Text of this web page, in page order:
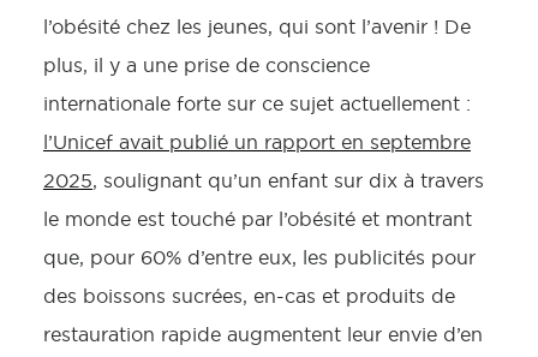
l’obésité chez les jeunes, qui sont l’avenir ! De
plus, il y a une prise de conscience
internationale forte sur ce sujet actuellement :
l’Unicef avait publié un rapport en septembre
2025, soulignant qu’un enfant sur dix à travers
le monde est touché par l’obésité et montrant
que, pour 60% d’entre eux, les publicités pour
des boissons sucrées, en-cas et produits de
restauration rapide augmentent leur envie d’en